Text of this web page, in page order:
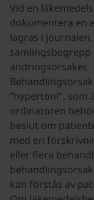
Vid en
dokumentera en
lagras i
ändringsorsaker.
”hypertoni", som
ordinatören
beslut om
med en
eller flera
kan förstås av